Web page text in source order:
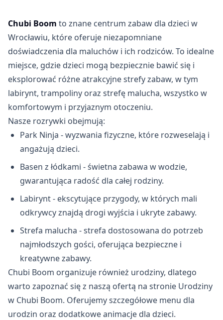
Chubi Boom to znane centrum zabaw dla dzieci w
Wrocławiu, które oferuje niezapomniane
doświadczenia dla maluchów i ich rodziców. To idealne
miejsce, gdzie dzieci mogą bezpiecznie bawić się i
eksplorować różne atrakcyjne strefy zabaw, w tym
labirynt, trampoliny oraz strefę malucha, wszystko w
komfortowym i przyjaznym otoczeniu.
Nasze rozrywki obejmują:
Park Ninja - wyzwania fizyczne, które rozweselają i
angażują dzieci.
Basen z łódkami - świetna zabawa w wodzie,
gwarantująca radość dla całej rodziny.
Labirynt - ekscytujące przygody, w których mali
odkrywcy znajdą drogi wyjścia i ukryte zabawy.
Strefa malucha - strefa dostosowana do potrzeb
najmłodszych gości, oferująca bezpieczne i
kreatywne zabawy.
Chubi Boom organizuje również urodziny, dlatego
warto zapoznać się z naszą ofertą na stronie Urodziny
w Chubi Boom. Oferujemy szczegółowe menu dla
urodzin oraz dodatkowe animacje dla dzieci.